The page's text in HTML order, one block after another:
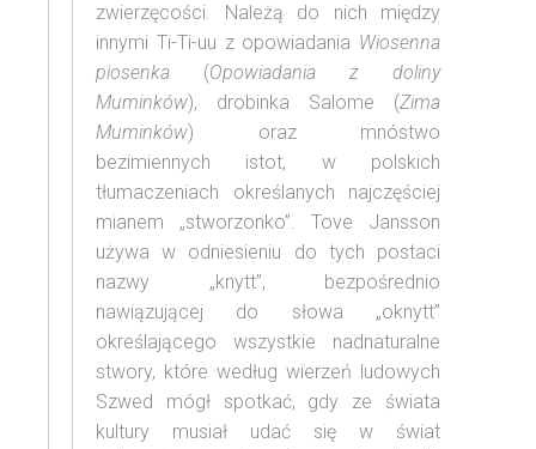
zwierzęcości. Należą do nich między
innymi Ti-Ti-uu z opowiadania Wiosenna
piosenka (Opowiadania z doliny
Muminków), drobinka Salome (Zima
Muminków) oraz mnóstwo
bezimiennych istot, w polskich
tłumaczeniach określanych najczęściej
mianem „stworzonko”. Tove Jansson
używa w odniesieniu do tych postaci
nazwy „knytt”, bezpośrednio
nawiązującej do słowa „oknytt”
określającego wszystkie nadnaturalne
stwory, które według wierzeń ludowych
Szwed mógł spotkać, gdy ze świata
kultury musiał udać się w świat